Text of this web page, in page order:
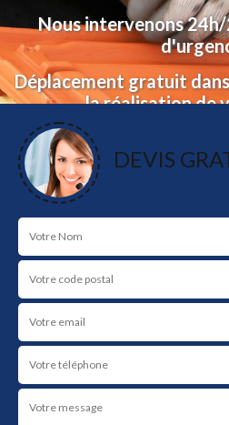
Nous intervenons
Déplacement gratuit
la réalisation de
Devis et
NOS RÉALISATIONS
DEVIS